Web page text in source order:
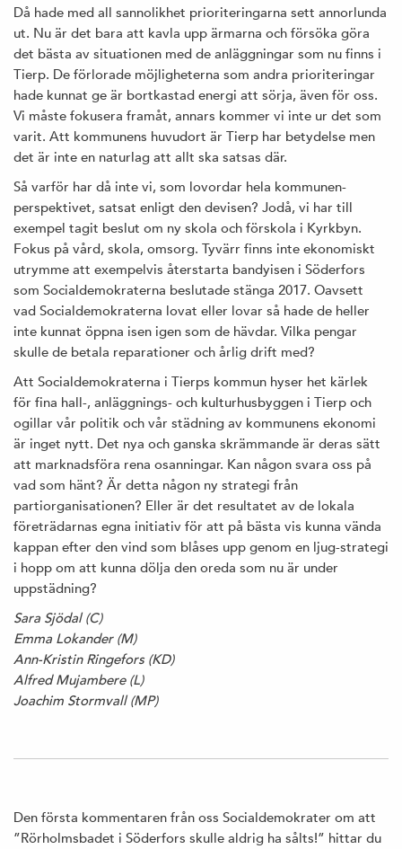
Då hade med all sannolikhet prioriteringarna sett annorlunda
ut. Nu är det bara att kavla upp ärmarna och försöka göra
det bästa av situationen med de anläggningar som nu finns i
Tierp. De förlorade möjligheterna som andra prioriteringar
hade kunnat ge är bortkastad energi att sörja, även för oss.
Vi måste fokusera framåt, annars kommer vi inte ur det som
varit. Att kommunens huvudort är Tierp har betydelse men
det är inte en naturlag att allt ska satsas där.
Så varför har då inte vi, som lovordar hela kommunen-
perspektivet, satsat enligt den devisen? Jodå, vi har till
exempel tagit beslut om ny skola och förskola i Kyrkbyn.
Fokus på vård, skola, omsorg. Tyvärr finns inte ekonomiskt
utrymme att exempelvis återstarta bandyisen i Söderfors
som Socialdemokraterna beslutade stänga 2017. Oavsett
vad Socialdemokraterna lovat eller lovar så hade de heller
inte kunnat öppna isen igen som de hävdar. Vilka pengar
skulle de betala reparationer och årlig drift med?
Att Socialdemokraterna i Tierps kommun hyser het kärlek
för fina hall-, anläggnings- och kulturhusbyggen i Tierp och
ogillar vår politik och vår städning av kommunens ekonomi
är inget nytt. Det nya och ganska skrämmande är deras sätt
att marknadsföra rena osanningar. Kan någon svara oss på
vad som hänt? Är detta någon ny strategi från
partiorganisationen? Eller är det resultatet av de lokala
företrädarnas egna initiativ för att på bästa vis kunna vända
kappan efter den vind som blåses upp genom en ljug-strategi
i hopp om att kunna dölja den oreda som nu är under
uppstädning?
Sara Sjödal (C)
Emma Lokander (M)
Ann-Kristin Ringefors (KD)
Alfred Mujambere (L)
Joachim Stormvall (MP)
Den första kommentaren från oss Socialdemokrater om att
”Rörholmsbadet i Söderfors skulle aldrig ha sålts!” hittar du